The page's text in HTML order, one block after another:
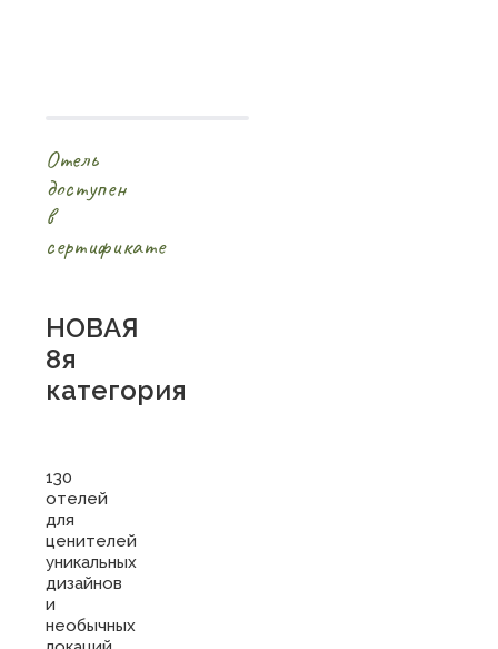
Отель
доступен
в
сертификате
НОВАЯ
8я
категория
130
отелей
для
ценителей
уникальных
дизайнов
и
необычных